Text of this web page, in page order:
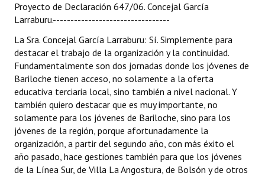
Proyecto de Declaración 647/06. Concejal García
Larraburu.---------------------------------
La Sra. Concejal García Larraburu: Sí. Simplemente para
destacar el trabajo de la organización y la continuidad.
Fundamentalmente son dos jornadas donde los jóvenes de
Bariloche tienen acceso, no solamente a la oferta
educativa terciaria local, sino también a nivel nacional. Y
también quiero destacar que es muy importante, no
solamente para los jóvenes de Bariloche, sino para los
jóvenes de la región, porque afortunadamente la
organización, a partir del segundo año, con más éxito el
año pasado, hace gestiones también para que los jóvenes
de la Línea Sur, de Villa La Angostura, de Bolsón y de otros